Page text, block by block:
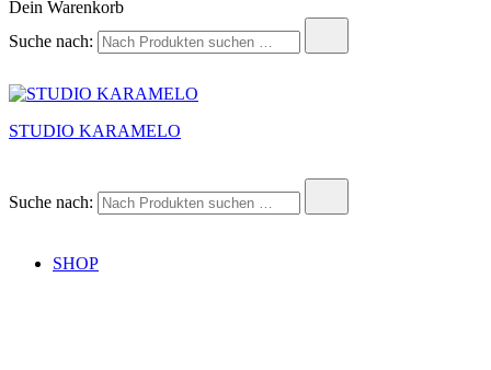
Dein Warenkorb
Suche nach:
STUDIO KARAMELO
Suche nach:
SHOP